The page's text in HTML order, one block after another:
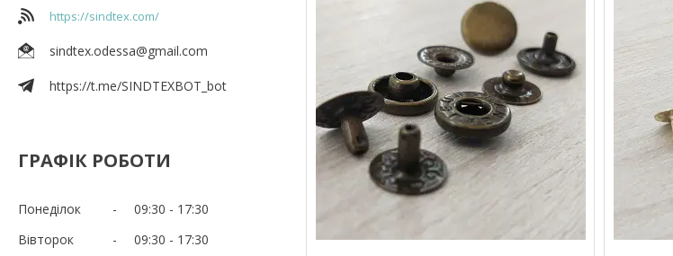
https://sindtex.com/
sindtex.odessa@gmail.com
https://t.me/SINDTEXBOT_bot
ГРАФІК РОБОТИ
Понеділок 09:30
17:30
Вівторок
09:30
17:30